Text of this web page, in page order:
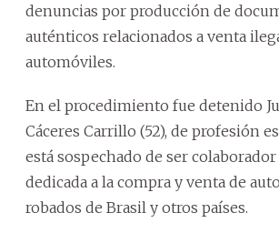
denuncias por producción de
auténticos relacionados a venta
automóviles.
En el procedimiento fue detenido
Cáceres Carrillo (52), de profesión
está sospechado de ser
dedicada a la compra y venta de
robados de Brasil y otros países.